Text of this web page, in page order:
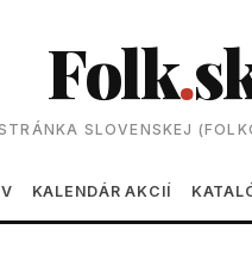
Folk.
SLOVENSKEJ
navigation
KALENDÁR AKCIÍ